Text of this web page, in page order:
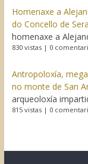
Homenaxe a
do Concello de
homenaxe a
830 vistas| 0
Antropoloxía,
no monte de San
arqueoloxía
815 vistas| 0